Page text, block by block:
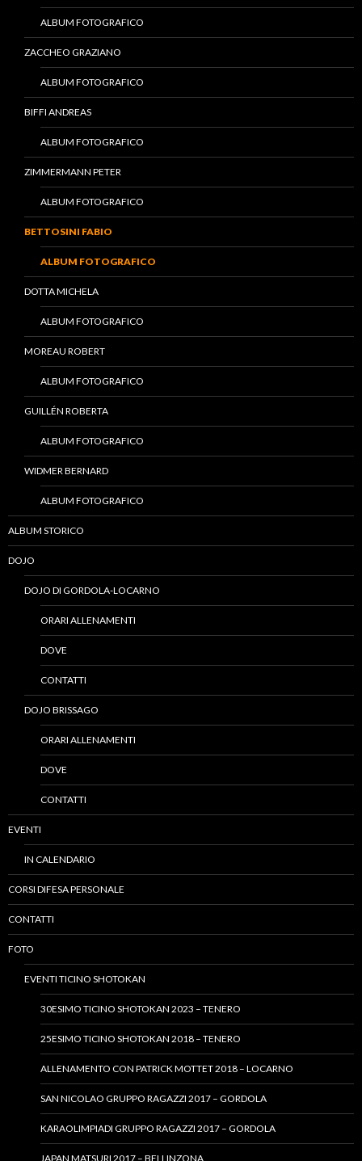
ALBUM FOTOGRAFICO
ZACCHEO GRAZIANO
ALBUM FOTOGRAFICO
BIFFI ANDREAS
ALBUM FOTOGRAFICO
ZIMMERMANN PETER
ALBUM FOTOGRAFICO
BETTOSINI FABIO
ALBUM FOTOGRAFICO
DOTTA MICHELA
ALBUM FOTOGRAFICO
MOREAU ROBERT
ALBUM FOTOGRAFICO
GUILLÉN ROBERTA
ALBUM FOTOGRAFICO
WIDMER BERNARD
ALBUM FOTOGRAFICO
ALBUM STORICO
DOJO
DOJO DI GORDOLA-LOCARNO
ORARI ALLENAMENTI
DOVE
CONTATTI
DOJO BRISSAGO
ORARI ALLENAMENTI
DOVE
CONTATTI
EVENTI
IN CALENDARIO
CORSI DIFESA PERSONALE
CONTATTI
FOTO
EVENTI TICINO SHOTOKAN
30ESIMO TICINO SHOTOKAN 2023 – TENERO
25ESIMO TICINO SHOTOKAN 2018 – TENERO
ALLENAMENTO CON PATRICK MOTTET 2018 – LOCARNO
SAN NICOLAO GRUPPO RAGAZZI 2017 – GORDOLA
KARAOLIMPIADI GRUPPO RAGAZZI 2017 – GORDOLA
JAPAN MATSURI 2017 – BELLINZONA